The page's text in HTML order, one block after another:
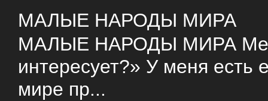
МАЛЫЕ НАРОДЫ МИРА
МАЛЫЕ НАРОДЫ МИРА Меня
интересует?» У меня есть
мире пр...